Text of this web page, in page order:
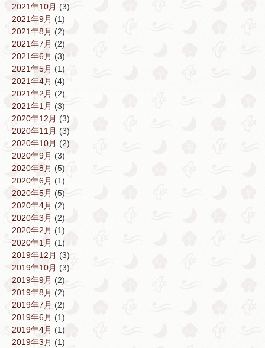
2021年10月 (3)
2021年9月 (1)
2021年8月 (2)
2021年7月 (2)
2021年6月 (3)
2021年5月 (1)
2021年4月 (4)
2021年2月 (2)
2021年1月 (3)
2020年12月 (3)
2020年11月 (3)
2020年10月 (2)
2020年9月 (3)
2020年8月 (5)
2020年6月 (1)
2020年5月 (5)
2020年4月 (2)
2020年3月 (2)
2020年2月 (1)
2020年1月 (1)
2019年12月 (3)
2019年10月 (3)
2019年9月 (2)
2019年8月 (2)
2019年7月 (2)
2019年6月 (1)
2019年4月 (1)
2019年3月 (1)